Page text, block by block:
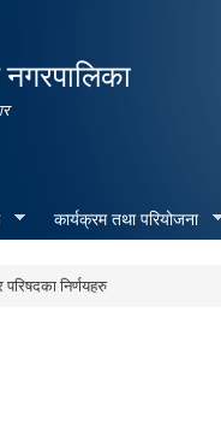
कार्यक्रम तथा परियोजना
निर्णयहरु